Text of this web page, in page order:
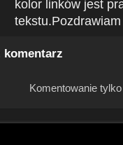
kolor linków jest
tekstu.Pozdrawiam
komentarz
Komentowanie